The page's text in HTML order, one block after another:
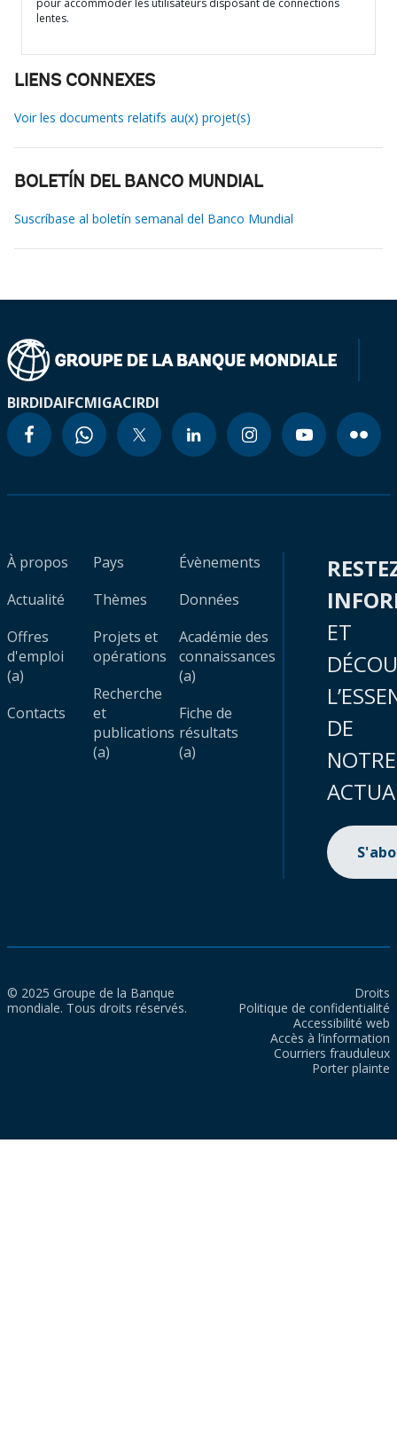
pour accommoder les utilisateurs disposant de connections
lentes.
LIENS CONNEXES
Voir les documents relatifs au(x) projet(s)
BOLETÍN DEL BANCO MUNDIAL
Suscríbase al boletín semanal del Banco Mundial
BIRDIDAIFCMIGACIRDI
À propos
Actualité
Offres
d'emploi
(a)
Contacts
Pays
Thèmes
Projets et
opérations
Recherche
et
publications
(a)
Évènements
Données
Académie des
connaissances
(a)
Fiche de
résultats
(a)
ET
DE
NOTRE
© 2025 Groupe de la Banque
mondiale. Tous droits réservés.
Droits
Politique de confidentialité
Accessibilité web
Accès à l’information
Courriers frauduleux
Porter plainte